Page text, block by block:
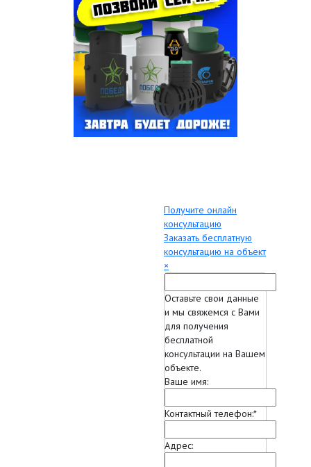
Получите онлайн
консультацию
Заказать бесплатную
консультацию на объект
×
Оставьте свои данные
и мы свяжемся с Вами
для получения
бесплатной
консультации на Вашем
объекте.
Ваше имя:
Контактный телефон:*
Адрес: